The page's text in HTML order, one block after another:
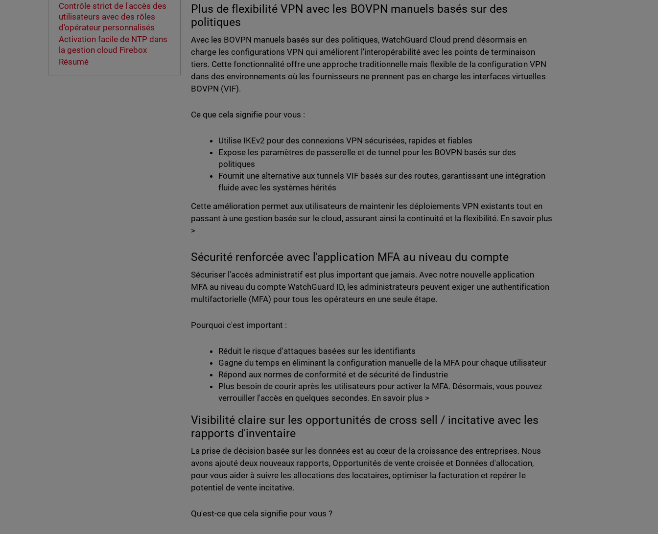
Contrôle strict de l'accès des
utilisateurs avec des rôles
d'opérateur personnalisés
Activation facile de NTP dans
la gestion cloud Firebox
Résumé
Plus de flexibilité VPN avec les BOVPN manuels basés sur des
politiques
Avec les BOVPN manuels basés sur des politiques, WatchGuard Cloud prend désormais en
charge les configurations VPN qui améliorent l'interopérabilité avec les points de terminaison
tiers. Cette fonctionnalité offre une approche traditionnelle mais flexible de la configuration VPN
dans des environnements où les fournisseurs ne prennent pas en charge les interfaces virtuelles
BOVPN (VIF).
Ce que cela signifie pour vous :
Utilise IKEv2 pour des connexions VPN sécurisées, rapides et fiables
Expose les paramètres de passerelle et de tunnel pour les BOVPN basés sur des
politiques
Fournit une alternative aux tunnels VIF basés sur des routes, garantissant une intégration
fluide avec les systèmes hérités
Cette amélioration permet aux utilisateurs de maintenir les déploiements VPN existants tout en
passant à une gestion basée sur le cloud, assurant ainsi la continuité et la flexibilité. En savoir plus
>
Sécurité renforcée avec l'application MFA au niveau du compte
Sécuriser l'accès administratif est plus important que jamais. Avec notre nouvelle application
MFA au niveau du compte WatchGuard ID, les administrateurs peuvent exiger une authentification
multifactorielle (MFA) pour tous les opérateurs en une seule étape.
Pourquoi c'est important :
Réduit le risque d'attaques basées sur les identifiants
Gagne du temps en éliminant la configuration manuelle de la MFA pour chaque utilisateur
Répond aux normes de conformité et de sécurité de l'industrie
Plus besoin de courir après les utilisateurs pour activer la MFA. Désormais, vous pouvez
verrouiller l'accès en quelques secondes. En savoir plus >
Visibilité claire sur les opportunités de cross sell / incitative avec les
rapports d'inventaire
La prise de décision basée sur les données est au cœur de la croissance des entreprises. Nous
avons ajouté deux nouveaux rapports, Opportunités de vente croisée et Données d'allocation,
pour vous aider à suivre les allocations des locataires, optimiser la facturation et repérer le
potentiel de vente incitative.
Qu'est-ce que cela signifie pour vous ?